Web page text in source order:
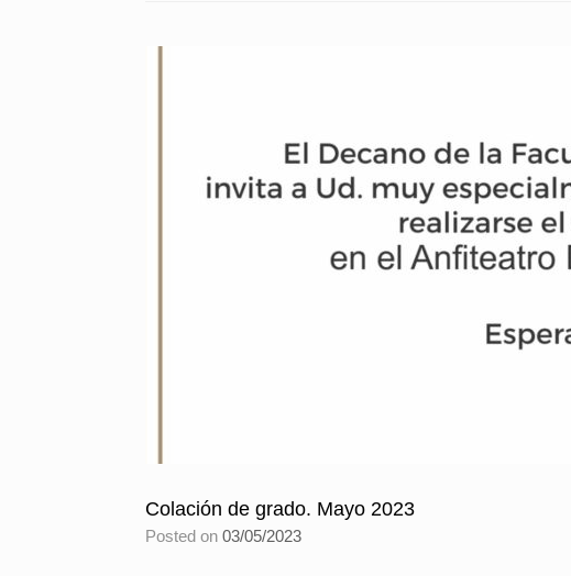
Colación de grado. Mayo 2023
Posted on 03/05/2023